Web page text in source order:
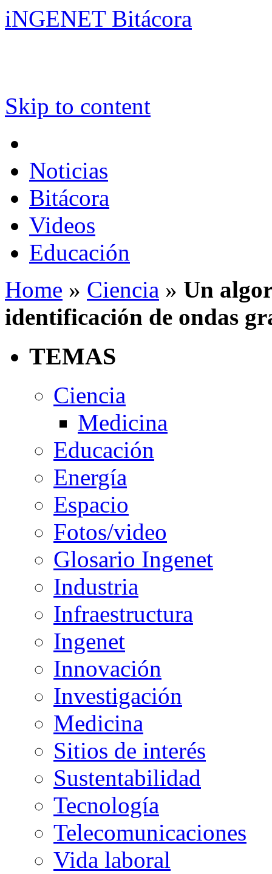
iNGENET Bitácora
Skip to content
Noticias
Bitácora
Videos
Educación
Home » Ciencia » Un
identificación de ondas
TEMAS
Ciencia
Medicina
Educación
Energía
Espacio
Fotos/video
Glosario Ingenet
Industria
Infraestructura
Ingenet
Innovación
Investigación
Medicina
Sitios de interés
Sustentabilidad
Tecnología
Telecomunicaciones
Vida laboral